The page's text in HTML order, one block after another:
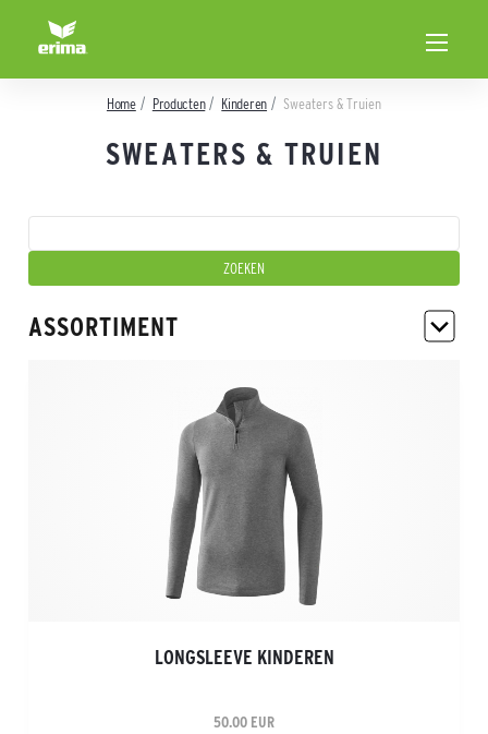
Home Producten Kinderen Sweaters & Truien
SWEATERS & TRUIEN
ASSORTIMENT
LONGSLEEVE KINDEREN
50.00 EUR